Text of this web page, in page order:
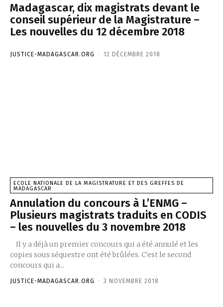
Madagascar, dix magistrats devant le
conseil supérieur de la Magistrature –
Les nouvelles du 12 décembre 2018
JUSTICE-MADAGASCAR.ORG - 12 DÉCEMBRE 2018
ECOLE NATIONALE DE LA MAGISTRATURE ET DES GREFFES DE
MADAGASCAR
Annulation du concours à L’ENMG –
Plusieurs magistrats traduits en CODIS
– les nouvelles du 3 novembre 2018
copies sous séquestre ont été brûlées. C'est le second
concours qui a...
JUSTICE-MADAGASCAR.ORG - 3 NOVEMBRE 2018